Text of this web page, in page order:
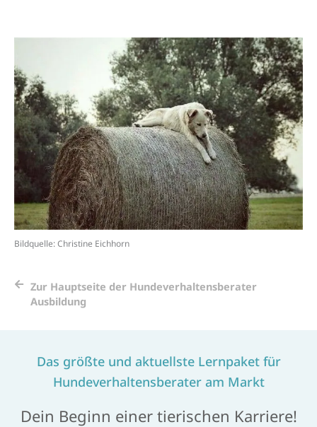
Bildquelle: Christine Eichhorn
Zur Hauptseite der Hundeverhaltensberater
Ausbildung
Das größte und aktuellste Lernpaket für
Hundeverhaltensberater am Markt
Dein Beginn einer tierischen Karriere!